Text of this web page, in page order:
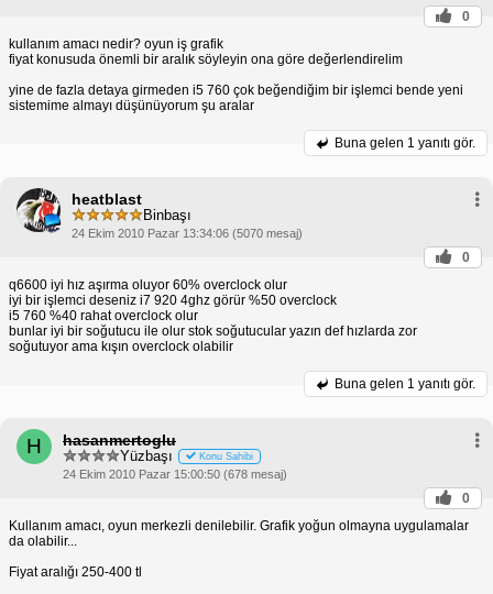
0
kullanım amacı nedir? oyun iş grafik
fiyat konusuda önemli bir aralık söyleyin ona göre değerlendirelim
yine de fazla detaya girmeden i5 760 çok beğendiğim bir işlemci bende yeni
sistemime almayı düşünüyorum şu aralar
Buna gelen 1 yanıtı gör.
heatblast
Binbaşı
24 Ekim 2010 Pazar 13:34:06 (5070 mesaj)
0
q6600 iyi hız aşırma oluyor 60% overclock olur
iyi bir işlemci deseniz i7 920 4ghz görür %50 overclock
i5 760 %40 rahat overclock olur
bunlar iyi bir soğutucu ile olur stok soğutucular yazın def hızlarda zor
soğutuyor ama kışın overclock olabilir
Buna gelen 1 yanıtı gör.
H hasanmertoglu
Yüzbaşı Konu Sahibi
24 Ekim 2010 Pazar 15:00:50 (678 mesaj)
0
Kullanım amacı, oyun merkezli denilebilir. Grafik yoğun olmayna uygulamalar
da olabilir...
Fiyat aralığı 250-400 tl